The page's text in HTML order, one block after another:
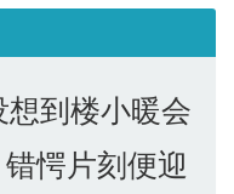
到楼小暖会
愕片刻便迎